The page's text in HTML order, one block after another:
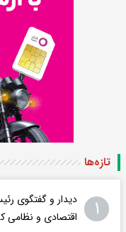
تازه‌ها
۱
دیدار و گفتگوی
اقتصادی و نظامی